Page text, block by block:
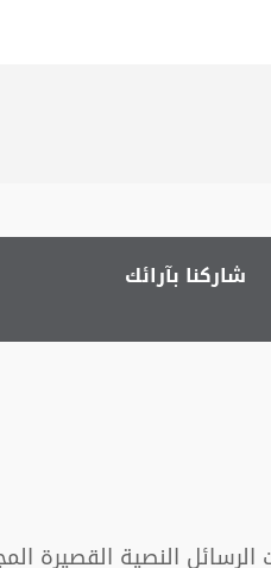
شاركنا بآرائك
الرسائل النصية القصيرة